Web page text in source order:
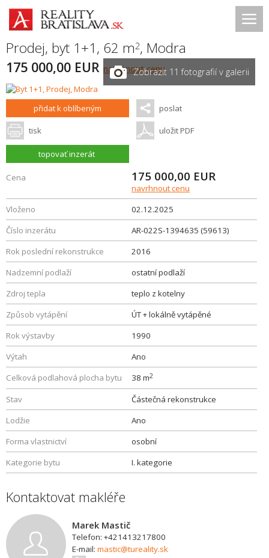
Prodej, byt 1+1, 62 m2, Modra
175 000,00 EUR navrhnout cenuZobrazit 11 fotografií v galerii
přidat k oblíbeným poslat
tisk uložit PDF
topovať inzerát
Cena 175 000,00 EUR
navrhnout cenu
Vloženo
02.12.2025
Číslo inzerátu
AR-022S-1394635 (59613)
Rok poslední rekonstrukce
2016
Nadzemní podlaží
ostatní podlaží
Zdroj tepla
teplo z kotelny
Způsob vytápění
ÚT + lokálně vytápěné
Rok výstavby
1990
Výtah
Ano
Celková podlahová plocha bytu
38 m2
Stav
Částečná rekonstrukce
Lodžie
Ano
Forma vlastnictví
osobní
Kategorie bytu
I. kategorie
Kontaktovat makléře
Marek Mastič
Telefon: +421413217800
E-mail: mastic@tureality.sk